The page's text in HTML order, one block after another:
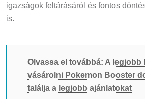
igazságok feltárásáról és fontos
is.
Olvassa el továbbá: A legjobb
vásárolni Pokemon Booster
találja a legjobb ajánlatokat